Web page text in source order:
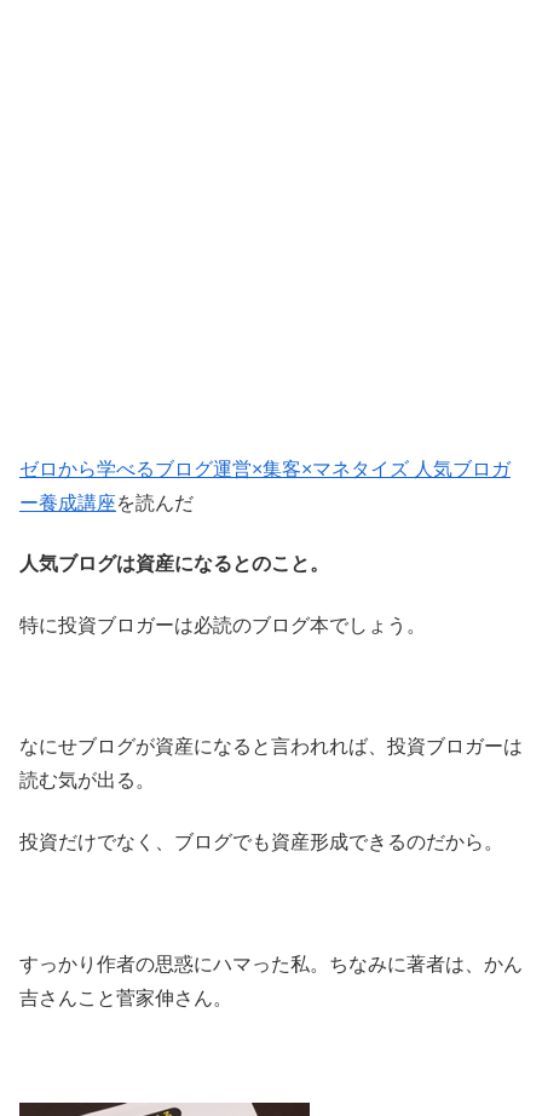
ゼロから学べるブログ運営×集客×マネタイズ 人気ブロガ
ー養成講座を読んだ
人気ブログは資産になるとのこと。
特に投資ブロガーは必読のブログ本でしょう。
なにせブログが資産になると言われれば、投資ブロガーは
読む気が出る。
投資だけでなく、ブログでも資産形成できるのだから。
すっかり作者の思惑にハマった私。ちなみに著者は、かん
吉さんこと菅家伸さん。